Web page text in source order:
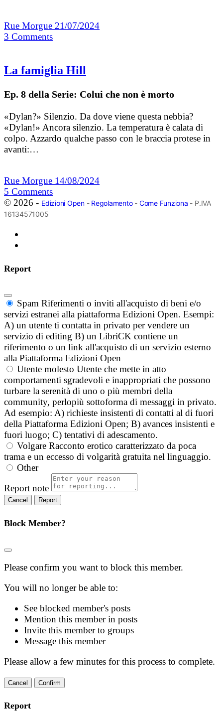
Rue Morgue 21/07/2024
3 Comments
La famiglia Hill
Ep. 8 della Serie: Colui che non è morto
«Dylan?» Silenzio. Da dove viene questa nebbia?
«Dylan!» Ancora silenzio. La temperatura è calata di
colpo. Azzardo qualche passo con le braccia protese in
avanti:…
Rue Morgue 14/08/2024
5 Comments
© 2026 - Edizioni Open- Regolamento- Come Funziona - P.IVA
16134571005
Report
Spam Riferimenti o inviti all'acquisto di beni e/o
servizi estranei alla piattaforma Edizioni Open. Esempi:
A) un utente ti contatta in privato per vendere un
servizio di editing B) un LibriCK contiene un
riferimento o un link all'acquisto di un servizio esterno
alla Piattaforma Edizioni Open
Utente molesto Utente che mette in atto
comportamenti sgradevoli e inappropriati che possono
turbare la serenità di uno o più membri della
community, perlopiù sottoforma di messaggi in privato.
Ad esempio: A) richieste insistenti di contatti al di fuori
della Piattaforma Edizioni Open; B) avances insistenti e
fuori luogo; C) tentativi di adescamento.
Volgare Racconto erotico caratterizzato da poca
trama e un eccesso di volgarità gratuita nel linguaggio.
Other
Report note
Report
Block Member?
Please confirm you want to block this member.
You will no longer be able to:
See blocked member's posts
Mention this member in posts
Invite this member to groups
Message this member
Please allow a few minutes for this process to complete.
Confirm
Report